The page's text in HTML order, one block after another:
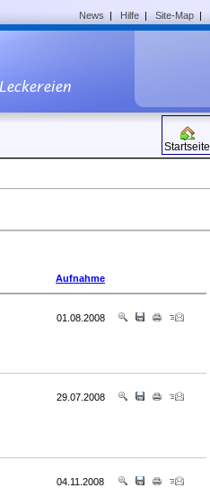
News | Hilfe | Site-Map |
Startseite
Aufnahme
01.08.2008
29.07.2008
04.11.2008